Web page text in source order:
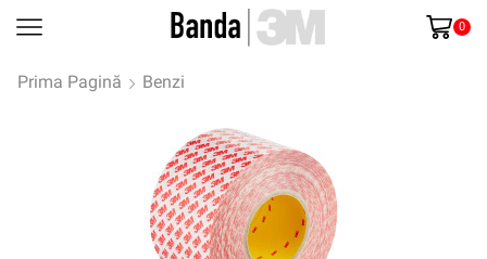
0
Prima Pagină Benzi